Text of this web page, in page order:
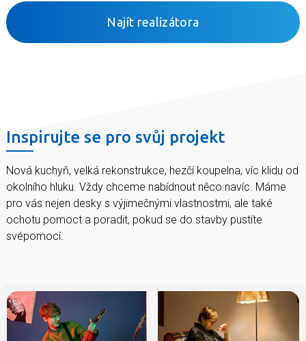
Najít realizátora
Inspirujte se pro svůj projekt
Nová kuchyň, velká rekonstrukce, hezčí koupelna, víc klidu od
okolního hluku. Vždy chceme nabídnout něco navíc. Máme
pro vás nejen desky s výjimečnými vlastnostmi, ale také
ochotu pomoct a poradit, pokud se do stavby pustíte
svépomocí.